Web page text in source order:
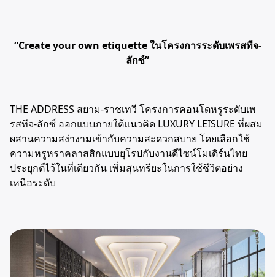
“Create your own etiquette ในโครงการระดับเพรสทีจ-
ลักซ์”
THE ADDRESS สยาม-ราชเทวี โครงการคอนโดหรูระดับเพ
รสทีจ-ลักซ์ ออกแบบภายใต้แนวคิด LUXURY LEISURE ที่ผสม
ผสานความสง่างามเข้ากับความสะดวกสบาย โดยเลือกใช้
ความหรูหราคลาสสิกแบบยุโรปกับงานดีไซน์โมเดิร์นไทย
ประยุกต์ไว้ในที่เดียวกัน เพิ่มสุนทรียะในการใช้ชีวิตอย่าง
เหนือระดับ